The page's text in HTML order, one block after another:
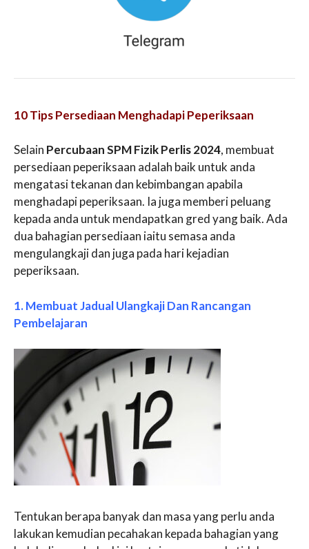
10 Tips Persediaan Menghadapi Peperiksaan
Selain Percubaan SPM Fizik Perlis 2024, membuat
persediaan peperiksaan adalah baik untuk anda
mengatasi tekanan dan kebimbangan apabila
menghadapi peperiksaan. Ia juga memberi peluang
kepada anda untuk mendapatkan gred yang baik. Ada
dua bahagian persediaan iaitu semasa anda
mengulangkaji dan juga pada hari kejadian
peperiksaan.
1. Membuat Jadual Ulangkaji Dan Rancangan
Pembelajaran
Tentukan berapa banyak dan masa yang perlu anda
lakukan kemudian pecahakan kepada bahagian yang